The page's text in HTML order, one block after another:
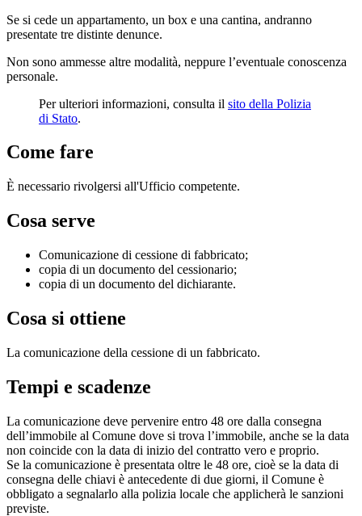
Se si cede un appartamento, un box e una cantina, andranno
presentate tre distinte denunce.
Non sono ammesse altre modalità, neppure l’eventuale conoscenza
personale.
Per ulteriori informazioni, consulta il sito della Polizia
di Stato.
Come fare
È necessario rivolgersi all'Ufficio competente.
Cosa serve
Comunicazione di cessione di fabbricato;
copia di un documento del cessionario;
copia di un documento del dichiarante.
Cosa si ottiene
La comunicazione della cessione di un fabbricato.
Tempi e scadenze
La comunicazione deve pervenire entro 48 ore dalla consegna
dell’immobile al Comune dove si trova l’immobile, anche se la data
non coincide con la data di inizio del contratto vero e proprio.
Se la comunicazione è presentata oltre le 48 ore, cioè se la data di
consegna delle chiavi è antecedente di due giorni, il Comune è
obbligato a segnalarlo alla polizia locale che applicherà le sanzioni
previste.